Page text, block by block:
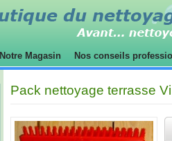
Notre Magasin Nos conseils
Pack nettoyage terrasse